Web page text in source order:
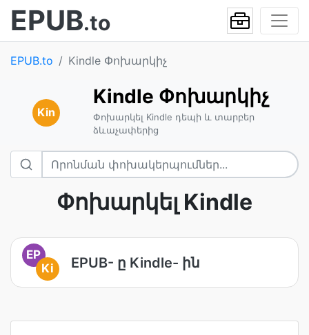
EPUB.to
EPUB.to Kindle Փոխարկիչ
Kin
Kindle Փոխարկիչ
Փոխարկել Kindle դեպի և տարբեր
ձևաչափերից
Փոխարկել Kindle
EP
Ki
EPUB- ը Kindle- ին